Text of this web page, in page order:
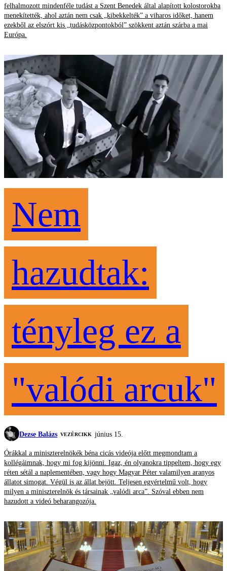
felhalmozott mindenféle tudást a Szent Benedek által alapított kolostorokba
menekítették, ahol aztán nem csak „kibekkelték” a viharos időket, hanem
ezekből az elszórt kis „tudásközpontokból” szökkent aztán szárba a mai
Európa.
Nem
hazudtak:
tényleg ez a
"valódi arcuk"
Dezse Balázs VEZÉRCIKK június 15.
Órákkal a miniszterelnökék béna cicás videója előtt megmondtam a
kollégáimnak, hogy mi fog kijönni. Igaz, én olyanokra tippeltem, hogy egy
réten sétál a naplementében, vagy hogy Magyar Péter valamilyen aranyos
állatot simogat. Végül is az állat bejött. Teljesen egyértelmű volt, hogy
milyen a miniszterelnök és társainak „valódi arca”. Szóval ebben nem
hazudott a videó beharangozója.